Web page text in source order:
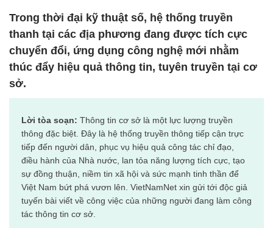
Trong thời đại kỹ thuật số, hệ thống truyền
thanh tại các địa phương đang được tích cực
chuyển đổi, ứng dụng công nghệ mới nhằm
thúc đẩy hiệu quả thông tin, tuyên truyền tại cơ
sở.
Lời tòa soạn: Thông tin cơ sở là một lực lượng truyền
thông đặc biệt. Đây là hệ thống truyền thông tiếp cận trực
tiếp đến người dân, phục vụ hiệu quả công tác chỉ đạo,
điều hành của Nhà nước, lan tỏa năng lượng tích cực, tạo
sự đồng thuận, niềm tin xã hội và sức mạnh tinh thần để
Việt Nam bứt phá vươn lên. VietNamNet xin gửi tới độc giả
tuyến bài viết về công việc của những người đang làm công
tác thông tin cơ sở.